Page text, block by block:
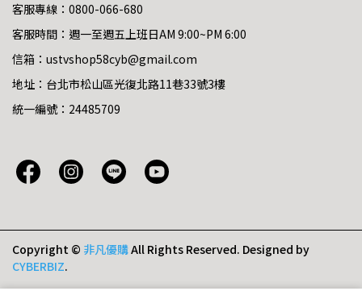
客服專線：0800-066-680
客服時間：週一至週五上班日AM 9:00~PM 6:00
信箱：ustvshop58cyb@gmail.com
地址：台北市松山區光復北路11巷33號3樓
統一編號：24485709
Copyright © 非凡優購All Rights Reserved. Designed by
CYBERBIZ.